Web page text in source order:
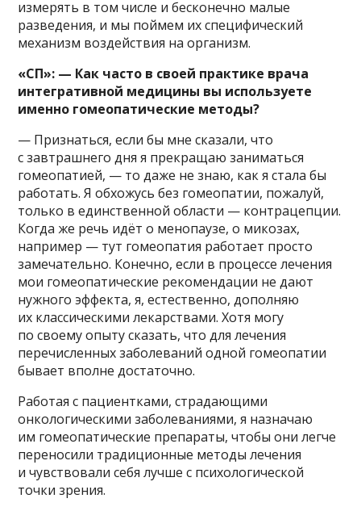
измерять в том числе и бесконечно малые
разведения, и мы поймем их специфический
механизм воздействия на организм.
«СП»: — Как часто в своей практике врача
интегративной медицины вы используете
именно гомеопатические методы?
— Признаться, если бы мне сказали, что
с завтрашнего дня я прекращаю заниматься
гомеопатией, — то даже не знаю, как я стала бы
работать. Я обхожусь без гомеопатии, пожалуй,
только в единственной области — контрацепции.
Когда же речь идёт о менопаузе, о микозах,
например — тут гомеопатия работает просто
замечательно. Конечно, если в процессе лечения
мои гомеопатические рекомендации не дают
нужного эффекта, я, естественно, дополняю
их классическими лекарствами. Хотя могу
по своему опыту сказать, что для лечения
перечисленных заболеваний одной гомеопатии
бывает вполне достаточно.
Работая с пациентками, страдающими
онкологическими заболеваниями, я назначаю
им гомеопатические препараты, чтобы они легче
переносили традиционные методы лечения
и чувствовали себя лучше с психологической
точки зрения.